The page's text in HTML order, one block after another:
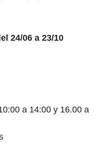
24/06 a 23/10
a 14:00 y 16.00 a